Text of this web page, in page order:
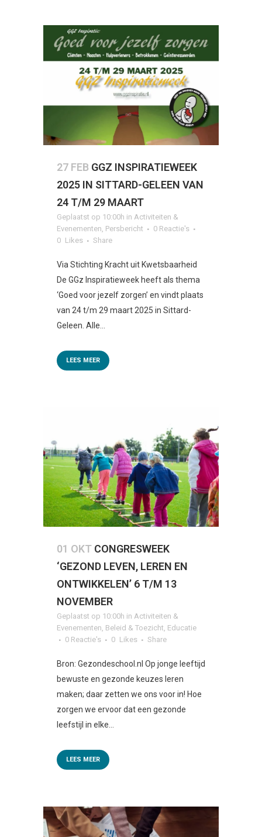
27 FEB GGZ INSPIRATIEWEEK
2025 IN SITTARD-GELEEN VAN
24 T/M 29 MAART
Geplaatst op 10:00h in Activiteiten &
Evenementen Persbericht
0 Reactie's
0 Likes Share
Via Stichting Kracht uit Kwetsbaarheid
De GGz Inspiratieweek heeft als thema
‘Goed voor jezelf zorgen’ en vindt plaats
van 24 t/m 29 maart 2025 in Sittard-
Geleen. Alle...
LEES MEER
01 OKT CONGRESWEEK
‘GEZOND LEVEN, LEREN EN
ONTWIKKELEN’ 6 T/M 13
NOVEMBER
Geplaatst op 10:00h in Activiteiten &
Evenementen, Beleid & Toezicht, Educatie
0 Reactie's
0 Likes Share
Bron: Gezondeschool.nl Op jonge leeftijd
bewuste en gezonde keuzes leren
maken; daar zetten we ons voor in! Hoe
zorgen we ervoor dat een gezonde
leefstijl in elke...
LEES MEER